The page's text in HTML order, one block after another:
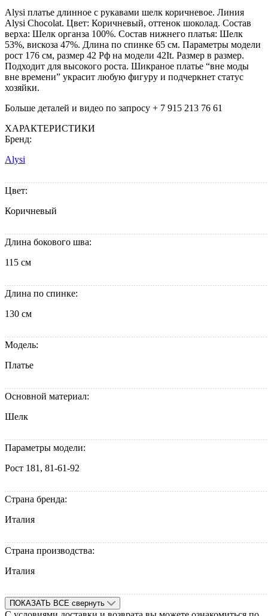
Alysi платье длинное с рукавами шелк коричневое. Линия
Alysi Chocolat. Цвет: Коричневый, оттенок шоколад. Cостав
верха: Шелк органза 100%. Cостав нижнего платья: Шелк
53%, вискоза 47%. Длина по спинке 65 см. Параметры модели
рост 176 см, размер 42 Рф на модели 42It. Размер в размер.
Подходит для высокого роста. Шикраное платье “вне моды
вне времени” украсит любую фигуру и подчеркнет статус
хозяйки.
Больше деталей и видео по запросу + 7 915 213 76 61
ХАРАКТЕРИСТИКИ
Бренд:
Alysi
Цвет:
Коричневый
Длина бокового шва:
115 см
Длина по спинке:
130 см
Модель:
Платье
Основной материал:
Шелк
Параметры модели:
Рост 181, 81-61-92
Страна бренда:
Италия
Страна производства:
Италия
ПОКАЗАТЬ ВСЕ свернуть